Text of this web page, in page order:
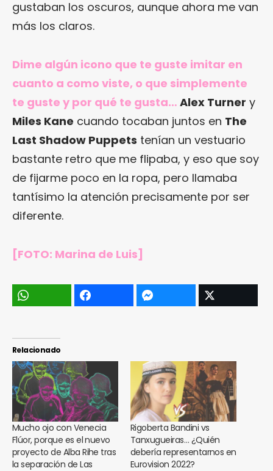
gustaban los oscuros, aunque ahora me van
más los claros.
Dime algún icono que te guste imitar en
cuanto a como viste, o que simplemente
te guste y por qué te gusta… Alex Turner y
Miles Kane cuando tocaban juntos en The
Last Shadow Puppets tenían un vestuario
bastante retro que me flipaba, y eso que soy
de fijarme poco en la ropa, pero llamaba
tantísimo la atención precisamente por ser
diferente.
[FOTO: Marina de Luis]
Relacionado
Mucho ojo con Venecia
Flúor, porque es el nuevo
proyecto de Alba Rihe tras
la separación de Las
Rigoberta Bandini vs
Tanxugueiras… ¿Quién
debería representarnos en
Eurovision 2022?